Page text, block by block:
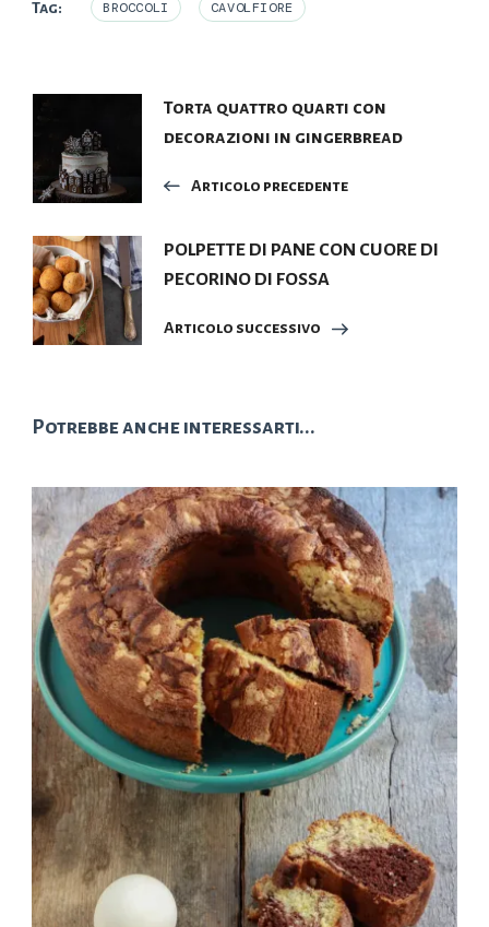
Tag: BROCCOLI CAVOLFIORE
Navigazione
articoli
Torta quattro quarti con
decorazioni in gingerbread
Articolo precedente
POLPETTE DI PANE CON CUORE DI
PECORINO DI FOSSA
Articolo successivo
Potrebbe anche interessarti...